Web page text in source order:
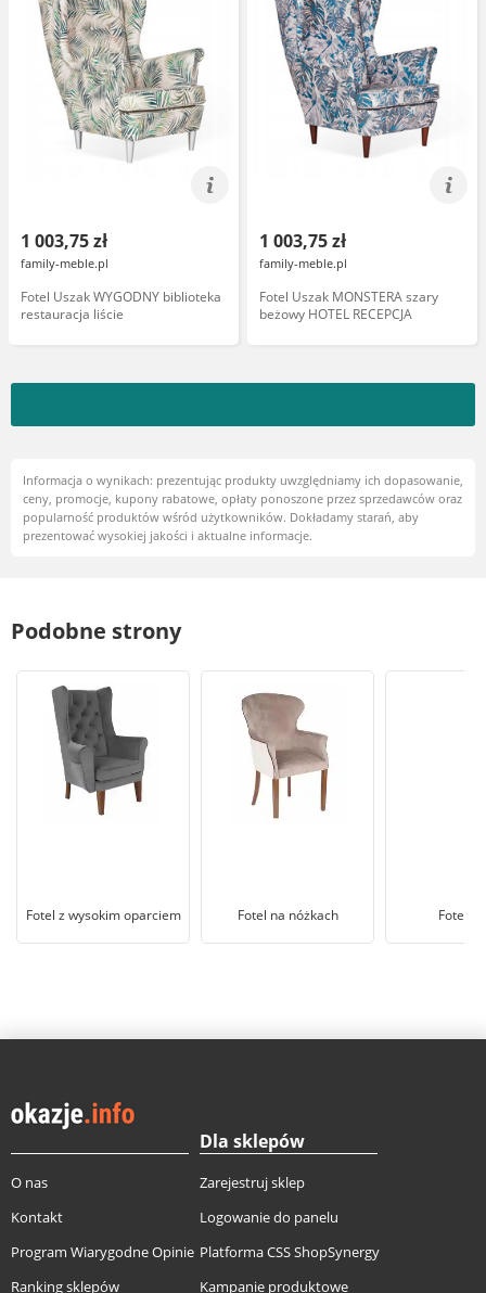
1 003,75 zł
family-meble.pl
Fotel Uszak WYGODNY biblioteka
restauracja liście
1 003,75 zł
family-meble.pl
Fotel Uszak MONSTERA szary
beżowy HOTEL RECEPCJA
Informacja o wynikach: prezentując produkty uwzględniamy ich dopasowanie,
ceny, promocje, kupony rabatowe, opłaty ponoszone przez sprzedawców oraz
popularność produktów wśród użytkowników. Dokładamy starań, aby
prezentować wysokiej jakości i aktualne informacje.
Podobne strony
Fotel z wysokim oparciem Fotel na nóżkach Fotel
O nas
Kontakt
Program Wiarygodne Opinie
Ranking sklepów
Dla sklepów
Zarejestruj sklep
Logowanie do panelu
Platforma CSS ShopSynergy
Kampanie produktowe